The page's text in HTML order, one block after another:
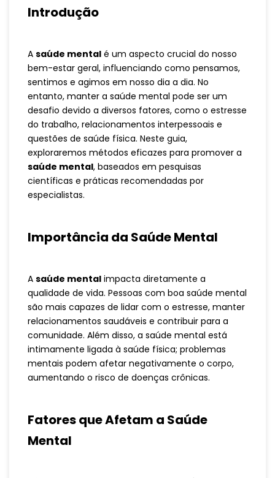
Introdução
A saúde mental é um aspecto crucial do nosso
bem-estar geral, influenciando como pensamos,
sentimos e agimos em nosso dia a dia. No
entanto, manter a saúde mental pode ser um
desafio devido a diversos fatores, como o estresse
do trabalho, relacionamentos interpessoais e
questões de saúde física. Neste guia,
exploraremos métodos eficazes para promover a
saúde mental, baseados em pesquisas
científicas e práticas recomendadas por
especialistas.
Importância da Saúde Mental
A saúde mental impacta diretamente a
qualidade de vida. Pessoas com boa saúde mental
são mais capazes de lidar com o estresse, manter
relacionamentos saudáveis e contribuir para a
comunidade. Além disso, a saúde mental está
intimamente ligada à saúde física; problemas
mentais podem afetar negativamente o corpo,
aumentando o risco de doenças crônicas.
Fatores que Afetam a Saúde
Mental